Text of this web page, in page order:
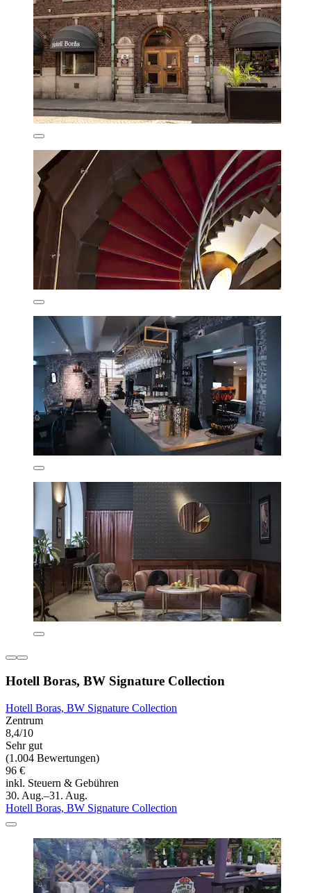
Hotell Boras, BW Signature Collection
Hotell Boras, BW Signature Collection
Zentrum
8,4/10
Sehr gut
(1.004 Bewertungen)
96 €
inkl. Steuern & Gebühren
30. Aug.–31. Aug.
Hotell Boras, BW Signature Collection